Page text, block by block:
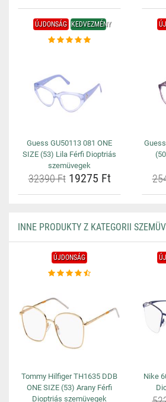
ÚJDONSÁG KEDVEZMÉNY
Guess GU50113 081 ONE
SIZE (53) Lila Férfi Dioptriás
szemüvegek
32390 Ft19275 Ft
INNE PRODUKTY Z KATEGORII
ÚJDONSÁG
Tommy Hilfiger TH1635 DDB
ONE SIZE (53) Arany Férfi
Dioptriás szemüvegek
Nike